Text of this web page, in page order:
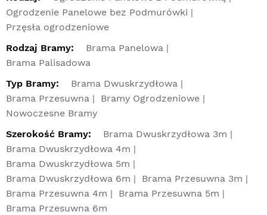
Ogrodzenie Panelowe bez Podmurówki
Przęsła ogrodzeniowe
Rodzaj Bramy:
Brama Panelowa
Brama Palisadowa
Typ Bramy:
Brama Dwuskrzydłowa
Brama Przesuwna
Bramy Ogrodzeniowe
Nowoczesne Bramy
Szerokość Bramy:
Brama Dwuskrzydłowa 3m
Brama Dwuskrzydłowa 4m
Brama Dwuskrzydłowa 5m
Brama Dwuskrzydłowa 6m
Brama Przesuwna 3m
Brama Przesuwna 4m
Brama Przesuwna 5m
Brama Przesuwna 6m